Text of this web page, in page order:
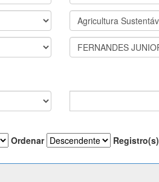
Ordenar Registro(s)